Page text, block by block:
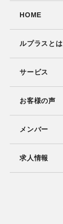
HOME
ルプラスとは
サービス
お客様の声
メンバー
求人情報